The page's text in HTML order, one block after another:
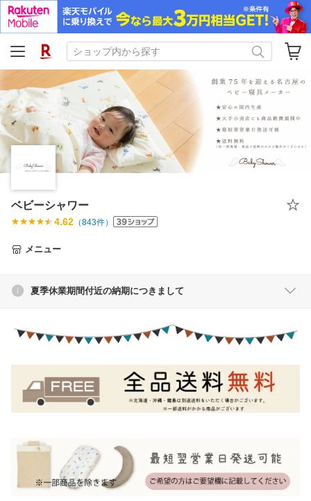
ベビーシャワー
4.62 （843件）
メニュー
夏季休業期間付近の納期につきまして